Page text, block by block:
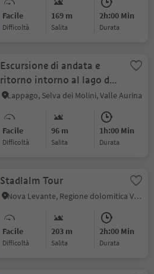
Facile
Difficoltà
169 m
Salita
2h:00 Min
durata
Escursione di andata e
ritorno intorno al lago di
Neves
Lappago, Selva dei Molini, Valle Aurina
Facile
Difficoltà
96 m
Salita
1h:00 Min
durata
Stadlalm Tour
Nova Levante, Regione dolomitica Val d'Ega
Facile
Difficoltà
203 m
Salita
2h:00 Min
durata